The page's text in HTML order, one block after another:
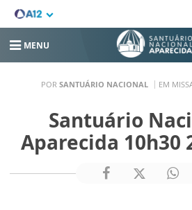
MENU
POR SANTUÁRIO NACIONAL EM
Santuário
Aparecida 10h30